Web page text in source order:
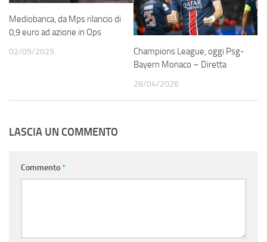
Mediobanca, da Mps rilancio di
0,9 euro ad azione in Ops
02/09/2025
Champions League, oggi Psg-
Bayern Monaco – Diretta
28/04/2026
LASCIA UN COMMENTO
Commento*